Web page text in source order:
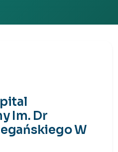
Im. Dr
W